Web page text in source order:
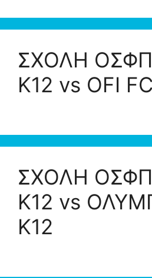
ΣΧΟΛΗ
Κ12 vs OFI
ΣΧΟΛΗ
Κ12 vs
K12